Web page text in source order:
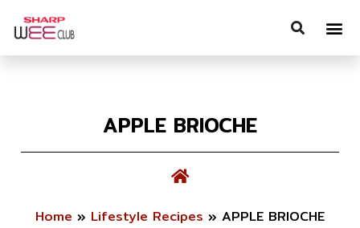
APPLE BRIOCHE
Home » Lifestyle Recipes » APPLE BRIOCHE